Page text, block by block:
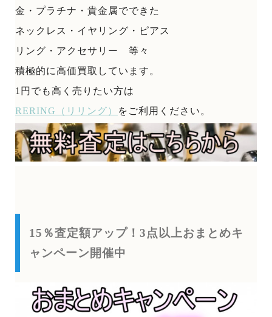
金・プラチナ・貴金属でできた
ネックレス・イヤリング・ピアス
リング・アクセサリー 等々
積極的に高価買取しています。
1円でも高く売りたい方は
RERING（リリング）
をご利用ください。
15％査定額アップ！3点以上おまとめキ
ャンペーン開催中